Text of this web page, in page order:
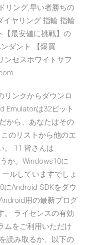
リング,早い者勝ちの
イヤリング 指輪 指輪
【最安値に挑戦】の
ダント 【爆買
ンセスホワイトサフ
リンクからダウンロ
Emulatorは32ビット
から、あなたはその
のリストから他のエ
。 11 皆さんは
か。Windows10に
ルしていますでしょ
にAndroid SDKをダウ
用の最新プログ
。 ライセンスの有効
ムをご利用いただけ
読み取るか、以下の